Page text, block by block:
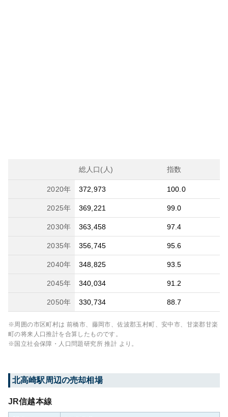
総人口(人) 指数
2020年 372,973 100.0
2025年 369,221 99.0
2030年 363,458 97.4
2035年 356,745 95.6
2040年 348,825 93.5
2045年 340,034 91.2
2050年 330,734 88.7
※周囲の市区町村は 前橋市、藤岡市、佐波郡玉村町、安中市、甘楽郡甘楽
町の将来人口推計を合算したものです。
※国立社会保障・人口問題研究所 推計 より。
北高崎駅周辺の売却相場
JR信越本線